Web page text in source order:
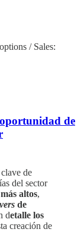
/ Sales:
de
de
del sector
altos,
de
detalle los
creación de